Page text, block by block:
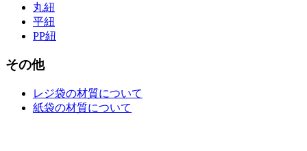
丸紐
平紐
PP紐
その他
レジ袋の材質について
紙袋の材質について